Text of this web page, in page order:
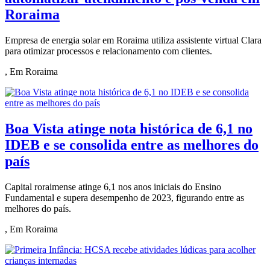
Roraima
Empresa de energia solar em Roraima utiliza assistente virtual Clara
para otimizar processos e relacionamento com clientes.
, Em Roraima
Boa Vista atinge nota histórica de 6,1 no
IDEB e se consolida entre as melhores do
país
Capital roraimense atinge 6,1 nos anos iniciais do Ensino
Fundamental e supera desempenho de 2023, figurando entre as
melhores do país.
, Em Roraima